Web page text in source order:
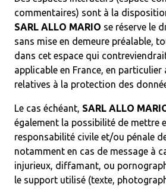
commentaires) sont à la
SARL ALLO MARIO se réserve le
sans mise en demeure préalable,
dans cet espace qui
applicable en France, en
relatives à la protection des
Le cas échéant, SARL ALLO
également la possibilité de mettre
responsabilité civile et/ou pénale
notamment en cas de message à
injurieux, diffamant, ou
le support utilisé (texte,